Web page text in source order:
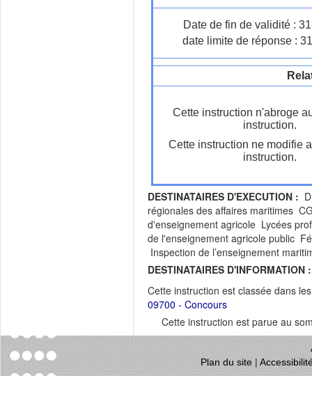
Date de fin de validité :
date limite de réponse :
Cette instruction n'abroge
instruction.
Cette instruction ne modifie
instruction.
DESTINATAIRES D'EXECUTION :
régionales des affaires maritimes
d'enseignement agricole Lycées
de l'enseignement agricole public
Inspection de l’enseignement
DESTINATAIRES D'INFORMATION :
Cette instruction est classée dans
09700 - Concours
Cette instruction est parue au
Plan du site|